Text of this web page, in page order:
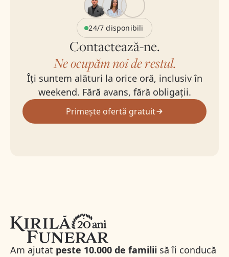
24/7 disponibili
Contactează-ne.
Ne ocupăm noi de restul.
Îți suntem alături la orice oră, inclusiv în
weekend. Fără avans, fără obligații.
Primește ofertă gratuit
Am ajutat peste 10.000 de familii să îi conducă